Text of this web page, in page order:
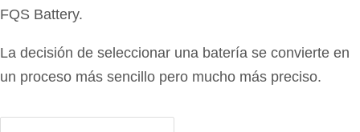
FQS Battery.
La decisión de seleccionar una batería se convierte en
un proceso más sencillo pero mucho más preciso.